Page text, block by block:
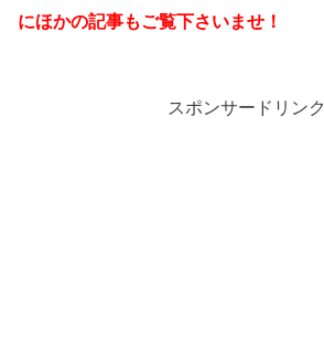
にほかの記事もご覧下さいませ！
スポンサードリンク